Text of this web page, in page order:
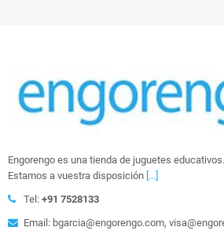
Engorengo es una tienda de juguetes educativos.
Estamos a vuestra disposición [...]
Tel: +91 7528133
Email: bgarcia@engorengo.com,